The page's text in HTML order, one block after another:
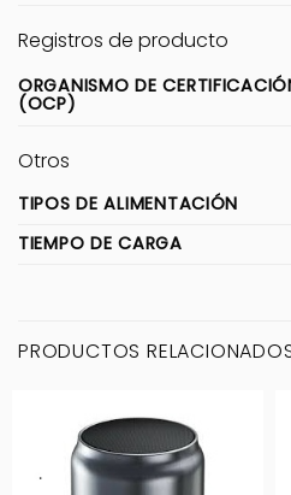
Registros de producto
ORGANISMO DE
(OCP)
Otros
TIPOS DE ALIMENTACIÓN
TIEMPO DE CARGA
PRODUCTOS